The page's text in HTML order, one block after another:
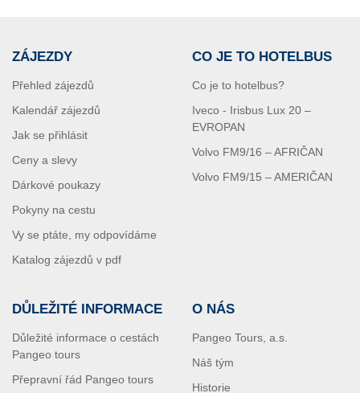
ZÁJEZDY
Přehled zájezdů
Kalendář zájezdů
Jak se přihlásit
Ceny a slevy
Dárkové poukazy
Pokyny na cestu
Vy se ptáte, my odpovídáme
Katalog zájezdů v pdf
CO JE TO HOTELBUS
Co je to hotelbus?
Iveco - Irisbus Lux 20 –
EVROPAN
Volvo FM9/16 – AFRIČAN
Volvo FM9/15 – AMERIČAN
DŮLEŽITÉ INFORMACE
Důležité informace o cestách
Pangeo tours
Přepravní řád Pangeo tours
O NÁS
Pangeo Tours, a.s.
Náš tým
Historie